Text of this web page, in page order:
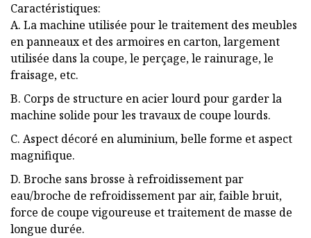
Caractéristiques:
A. La machine utilisée pour le traitement des meubles
en panneaux et des armoires en carton, largement
utilisée dans la coupe, le perçage, le rainurage, le
fraisage, etc.
B. Corps de structure en acier lourd pour garder la
machine solide pour les travaux de coupe lourds.
C. Aspect décoré en aluminium, belle forme et aspect
magnifique.
D. Broche sans brosse à refroidissement par
eau/broche de refroidissement par air, faible bruit,
force de coupe vigoureuse et traitement de masse de
longue durée.